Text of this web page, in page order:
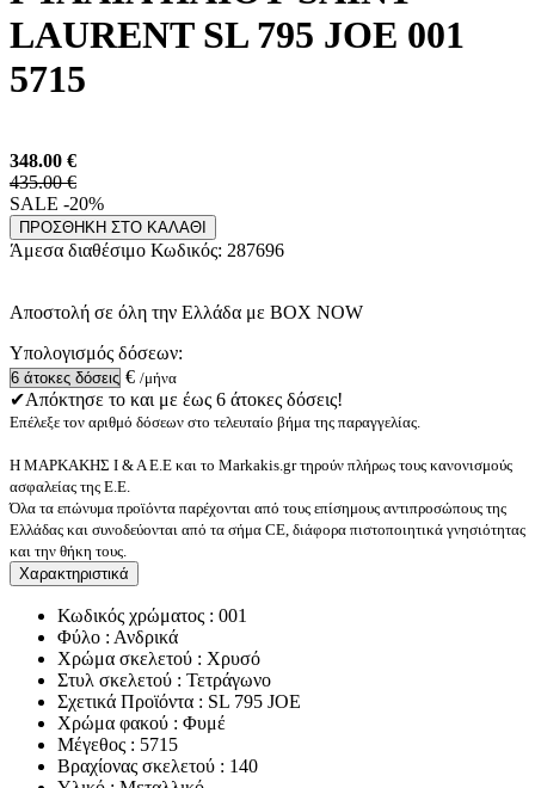
LAURENT SL 795 JOE 001
5715
348.00 €
435.00 €
SALE -20%
ΠΡΟΣΘΗΚΗ ΣΤΟ ΚΑΛΑΘΙ
Άμεσα διαθέσιμο Κωδικός: 287696
Αποστολή σε όλη την Ελλάδα με BOX NOW
Υπολογισμός δόσεων:
€ /μήνα
✔Απόκτησε το και με έως 6 άτοκες δόσεις!
Επέλεξε τον αριθμό δόσεων στο τελευταίο βήμα της παραγγελίας.
Η ΜΑΡΚΑΚΗΣ Ι & Α Ε.Ε και το Markakis.gr τηρούν πλήρως τους κανονισμούς
ασφαλείας της Ε.Ε.
Όλα τα επώνυμα προϊόντα παρέχονται από τους επίσημους αντιπροσώπους της
Ελλάδας και συνοδεύονται από τα σήμα CE, διάφορα πιστοποιητικά γνησιότητας
και την θήκη τους.
Χαρακτηριστικά
Κωδικός χρώματος : 001
Φύλο : Ανδρικά
Χρώμα σκελετού : Χρυσό
Στυλ σκελετού : Τετράγωνο
Σχετικά Προϊόντα : SL 795 JOE
Χρώμα φακού : Φυμέ
Μέγεθος : 5715
Βραχίονας σκελετού : 140